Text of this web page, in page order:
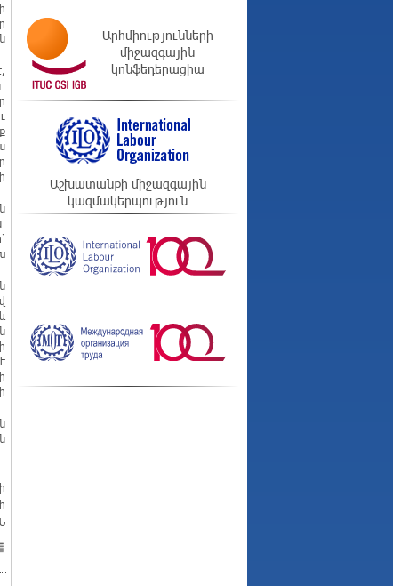
Արհմիությունների
միջազգային
կոնֆեդերացիա
Աշխատանքի միջազգային
կազմակերպություն